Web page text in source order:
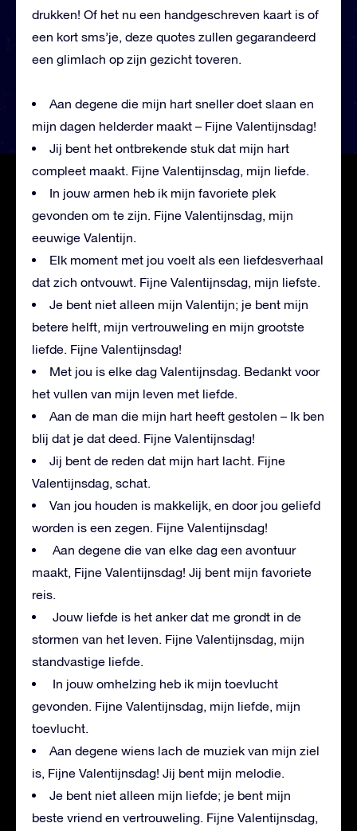
drukken! Of het nu een handgeschreven kaart is of
een kort sms’je, deze quotes zullen gegarandeerd
een glimlach op zijn gezicht toveren.
Aan degene die mijn hart sneller doet slaan en
mijn dagen helderder maakt – Fijne Valentijnsdag!
Jij bent het ontbrekende stuk dat mijn hart
compleet maakt. Fijne Valentijnsdag, mijn liefde.
In jouw armen heb ik mijn favoriete plek
gevonden om te zijn. Fijne Valentijnsdag, mijn
eeuwige Valentijn.
Elk moment met jou voelt als een liefdesverhaal
dat zich ontvouwt. Fijne Valentijnsdag, mijn liefste.
Je bent niet alleen mijn Valentijn; je bent mijn
betere helft, mijn vertrouweling en mijn grootste
liefde. Fijne Valentijnsdag!
Met jou is elke dag Valentijnsdag. Bedankt voor
het vullen van mijn leven met liefde.
Aan de man die mijn hart heeft gestolen – Ik ben
blij dat je dat deed. Fijne Valentijnsdag!
Jij bent de reden dat mijn hart lacht. Fijne
Valentijnsdag, schat.
Van jou houden is makkelijk, en door jou geliefd
worden is een zegen. Fijne Valentijnsdag!
Aan degene die van elke dag een avontuur
maakt, Fijne Valentijnsdag! Jij bent mijn favoriete
reis.
Jouw liefde is het anker dat me grondt in de
stormen van het leven. Fijne Valentijnsdag, mijn
standvastige liefde.
In jouw omhelzing heb ik mijn toevlucht
gevonden. Fijne Valentijnsdag, mijn liefde, mijn
toevlucht.
Aan degene wiens lach de muziek van mijn ziel
is, Fijne Valentijnsdag! Jij bent mijn melodie.
Je bent niet alleen mijn liefde; je bent mijn
beste vriend en vertrouweling. Fijne Valentijnsdag,